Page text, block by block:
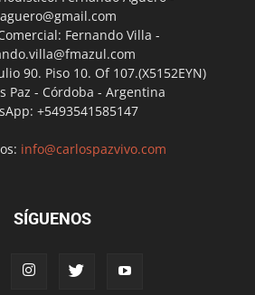
Fernando Villa -
90. Piso 10. Of 107.(X5152EYN)
Paz - Córdoba - Argentina
+5493541585147
info@carlospazvivo.com
SÍGUENOS